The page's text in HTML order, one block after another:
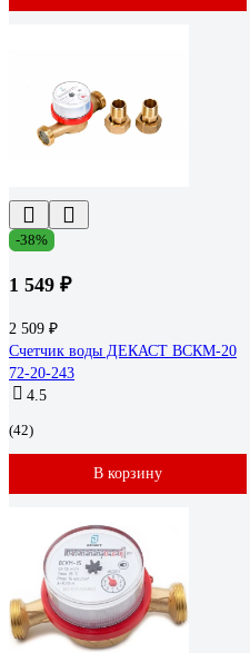
-38%
1 549 ₽
2 509 ₽
Счетчик воды ДЕКАСТ ВСКМ-20
72-20-243
4.5
(42)
В корзину